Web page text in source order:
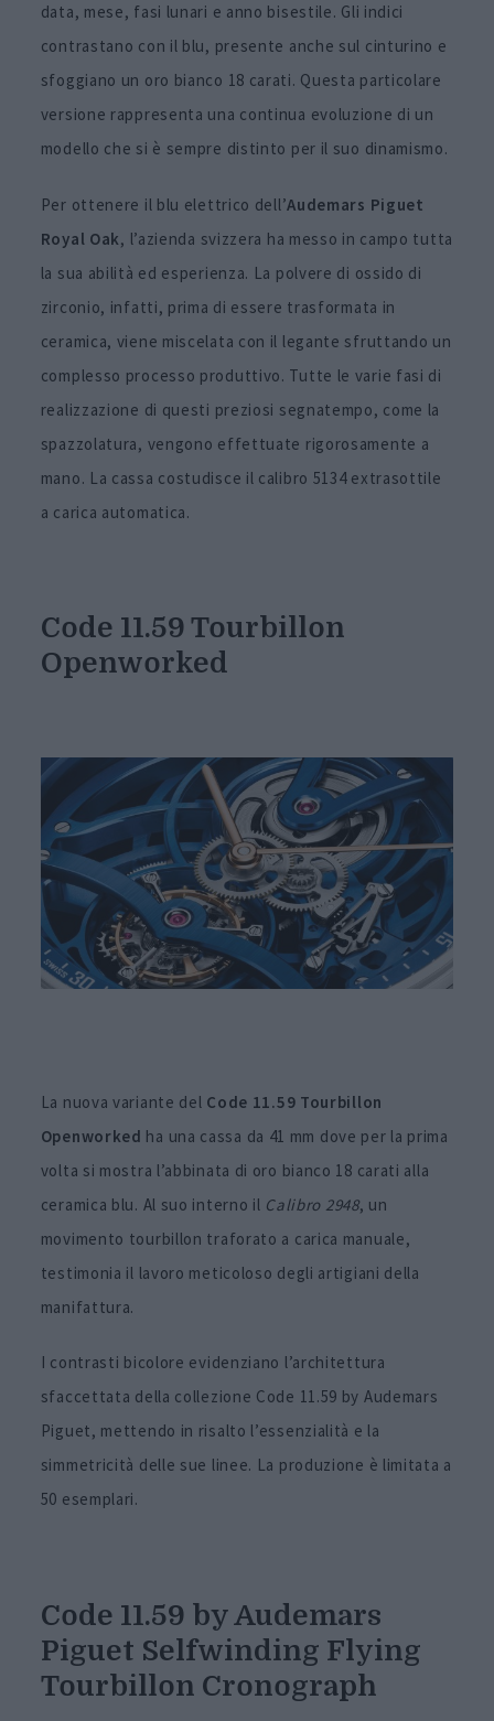
data, mese, fasi lunari e anno bisestile. Gli indici
contrastano con il blu, presente anche sul cinturino e
sfoggiano un oro bianco 18 carati. Questa particolare
versione rappresenta una continua evoluzione di un
modello che si è sempre distinto per il suo dinamismo.
Per ottenere il blu elettrico dell’Audemars Piguet
Royal Oak, l’azienda svizzera ha messo in campo tutta
la sua abilità ed esperienza. La polvere di ossido di
zirconio, infatti, prima di essere trasformata in
ceramica, viene miscelata con il legante sfruttando un
complesso processo produttivo. Tutte le varie fasi di
realizzazione di questi preziosi segnatempo, come la
spazzolatura, vengono effettuate rigorosamente a
mano. La cassa costudisce il calibro 5134 extrasottile
a carica automatica.
Code 11.59 Tourbillon
Openworked
La nuova variante del Code 11.59 Tourbillon
Openworked ha una cassa da 41 mm dove per la prima
volta si mostra l’abbinata di oro bianco 18 carati alla
ceramica blu. Al suo interno il Calibro 2948, un
movimento tourbillon traforato a carica manuale,
testimonia il lavoro meticoloso degli artigiani della
manifattura.
I contrasti bicolore evidenziano l’architettura
sfaccettata della collezione Code 11.59 by Audemars
Piguet, mettendo in risalto l’essenzialità e la
simmetricità delle sue linee. La produzione è limitata a
50 esemplari.
Code 11.59 by Audemars
Piguet Selfwinding Flying
Tourbillon Cronograph